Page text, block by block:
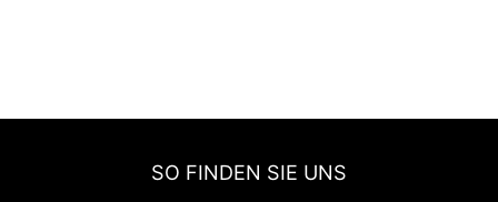
SO FINDEN SIE UNS